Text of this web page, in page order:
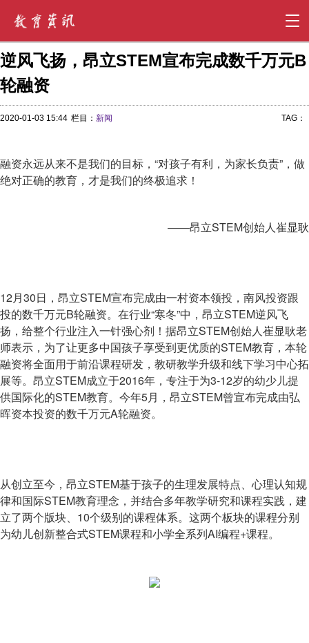
逆风飞扬，昂立STEM宣布完成数千万元B
轮融资
2020-01-03 15:44 栏目： 新闻 TAG：
融资永远从来不是我们的目标，“对孩子有利，为家长负责”，做
绝对正确的教育，才是我们的终极追求！
——昂立STEM创始人崔显耿
12月30日，昂立STEM宣布完成由一村资本领投，南风投资跟
投的数千万元B轮融资。在行业“寒冬”中，昂立STEM逆风飞
扬，给整个行业注入一针强心剂！据昂立STEM创始人崔显耿老
师表示，为了让更多中国孩子享受到更优质的STEM教育，本轮
融资将全面用于前沿课程研发，教研教学升级和线下学习中心拓
展等。昂立STEM成立于2016年，专注于为3-12岁的幼少儿提
供国际化的STEM教育。今年5月，昂立STEM曾宣布完成由弘
晖资本投资的数千万元A轮融资。
从创立至今，昂立STEM基于孩子的生理发展特点、心理认知规
律和国际STEM教育理念，并结合多年教学研究和课程实践，建
立了两个版块、10个级别的课程体系。这两个板块的课程分别
为幼儿创新整合式STEM课程和小学全系列AI编程+课程。